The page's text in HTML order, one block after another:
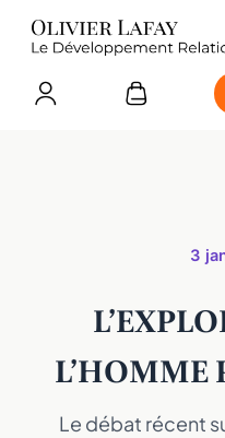
3
L’HOMME
Le débat récent